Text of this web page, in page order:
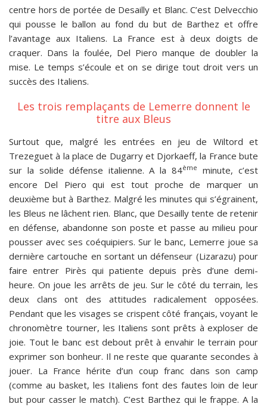
centre hors de portée de Desailly et Blanc. C’est Delvecchio
qui pousse le ballon au fond du but de Barthez et offre
l’avantage aux Italiens. La France est à deux doigts de
craquer. Dans la foulée, Del Piero manque de doubler la
mise. Le temps s’écoule et on se dirige tout droit vers un
succès des Italiens.
Les trois remplaçants de Lemerre donnent le
titre aux Bleus
Surtout que, malgré les entrées en jeu de Wiltord et
Trezeguet à la place de Dugarry et Djorkaeff, la France bute
sur la solide défense italienne. A la 84ème
minute, c’est
encore Del Piero qui est tout proche de marquer un
deuxième but à Barthez. Malgré les minutes qui s’égrainent,
les Bleus ne lâchent rien. Blanc, que Desailly tente de retenir
en défense, abandonne son poste et passe au milieu pour
pousser avec ses coéquipiers. Sur le banc, Lemerre joue sa
dernière cartouche en sortant un défenseur (Lizarazu) pour
faire entrer Pirès qui patiente depuis près d’une demi-
heure. On joue les arrêts de jeu. Sur le côté du terrain, les
deux clans ont des attitudes radicalement opposées.
Pendant que les visages se crispent côté français, voyant le
chronomètre tourner, les Italiens sont prêts à exploser de
joie. Tout le banc est debout prêt à envahir le terrain pour
exprimer son bonheur. Il ne reste que quarante secondes à
jouer. La France hérite d’un coup franc dans son camp
(comme au basket, les Italiens font des fautes loin de leur
but pour casser le match). C’est Barthez qui le frappe. A la